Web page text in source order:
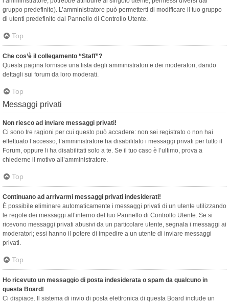
gruppo predefinito). L’amministratore può permetterti di modificare il tuo gruppo
di utenti predefinito dal Pannello di Controllo Utente.
Top
Che cos’è il collegamento “Staff”?
Questa pagina fornisce una lista degli amministratori e dei moderatori, dando
dettagli sui forum da loro moderati.
Top
Messaggi privati
Non riesco ad inviare messaggi privati!
Ci sono tre ragioni per cui questo può accadere: non sei registrato o non hai
effettuato l’accesso, l’amministratore ha disabilitato i messaggi privati per tutto il
Forum, oppure li ha disabilitati solo a te. Se il tuo caso è l’ultimo, prova a
chiederne il motivo all’amministratore.
Top
Continuano ad arrivarmi messaggi privati indesiderati!
È possibile eliminare automaticamente i messaggi privati ​​di un utente utilizzando
le regole dei messaggi all’interno del tuo Pannello di Controllo Utente. Se si
ricevono messaggi privati ​​abusivi da un particolare utente, segnala i messaggi ai
moderatori; essi hanno il potere di impedire a un utente di inviare messaggi
privati​​.
Top
Ho ricevuto un messaggio di posta indesiderata o spam da qualcuno in
questa Board!
Ci dispiace. Il sistema di invio di posta elettronica di questa Board include un